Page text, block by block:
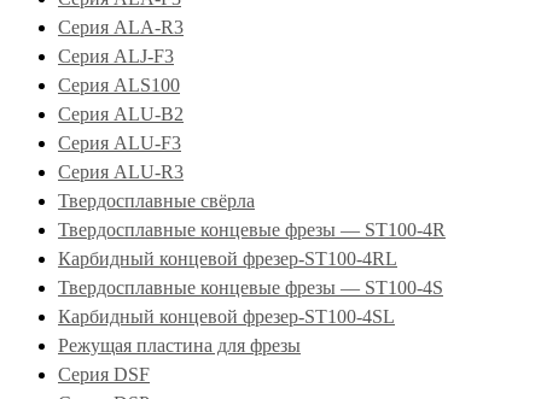
Серия ALA-R3
Серия ALJ-F3
Серия ALS100
Серия ALU-B2
Серия ALU-F3
Серия ALU-R3
Твердосплавные свёрла
Твердосплавные концевые фрезы — ST100-4R
Карбидный концевой фрезер-ST100-4RL
Твердосплавные концевые фрезы — ST100-4S
Карбидный концевой фрезер-ST100-4SL
Режущая пластина для фрезы
Серия DSF